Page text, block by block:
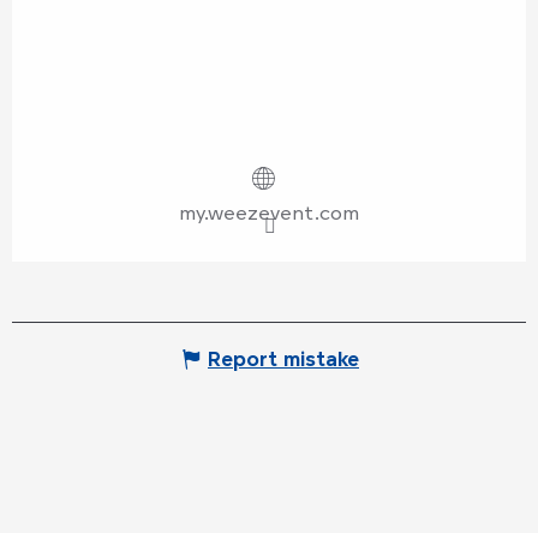
my.weezevent.com
Report mistake